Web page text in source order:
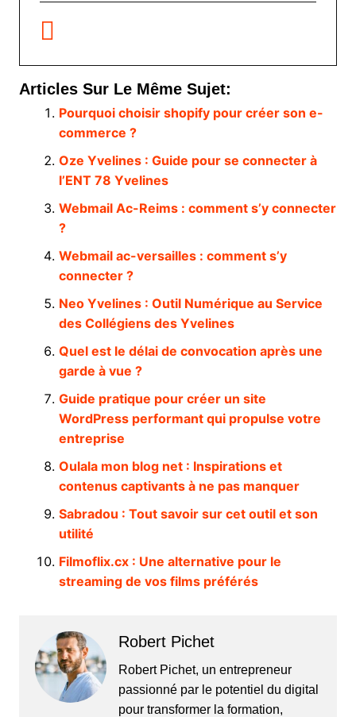
Articles Sur Le Même Sujet:
Pourquoi choisir shopify pour créer son e-
commerce ?
Oze Yvelines : Guide pour se connecter à
l’ENT 78 Yvelines
Webmail Ac-Reims : comment s’y connecter
?
Webmail ac-versailles : comment s’y
connecter ?
Neo Yvelines : Outil Numérique au Service
des Collégiens des Yvelines
Quel est le délai de convocation après une
garde à vue ?
Guide pratique pour créer un site
WordPress performant qui propulse votre
entreprise
Oulala mon blog net : Inspirations et
contenus captivants à ne pas manquer
Sabradou : Tout savoir sur cet outil et son
utilité
Filmoflix.cx : Une alternative pour le
streaming de vos films préférés
Robert Pichet
Robert Pichet, un entrepreneur
passionné par le potentiel du digital
pour transformer la formation,